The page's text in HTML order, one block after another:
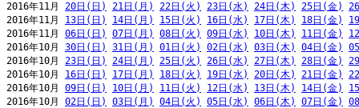
2016年11月 20日(日) 21日(月) 22日(火) 23日(水) 24日(木) 25日(金)
2016年11月 13日(日) 14日(月) 15日(火) 16日(水) 17日(木) 18日(金)
2016年11月 06日(日) 07日(月) 08日(火) 09日(水) 10日(木) 11日(金)
2016年10月 30日(日) 31日(月) 01日(火) 02日(水) 03日(木) 04日(金)
2016年10月 23日(日) 24日(月) 25日(火) 26日(水) 27日(木) 28日(金)
2016年10月 16日(日) 17日(月) 18日(火) 19日(水) 20日(木) 21日(金)
2016年10月 09日(日) 10日(月) 11日(火) 12日(水) 13日(木) 14日(金)
2016年10月 02日(日) 03日(月) 04日(火) 05日(水) 06日(木) 07日(金)